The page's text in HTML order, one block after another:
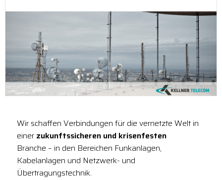
Wir schaffen Verbindungen für die vernetzte Welt in
einer zukunftssicheren und krisenfesten
Branche – in den Bereichen Funkanlagen,
Kabelanlagen und Netzwerk- und
Übertragungstechnik.